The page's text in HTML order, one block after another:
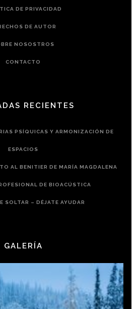
DE PRIVACIDAD
DE AUTOR
NOSOSTROS
CONTACTO
RECIENTES
PSÍQUICAS Y ARMONIZACIÓN DE
ESPACIOS
AL BENITIER DE MARÍA MAGDALENA
DE BIOACÚSTICA
SOLTAR – DÉJATE AYUDAR
GALERÍA